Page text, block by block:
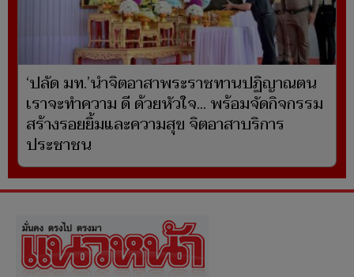
‘ปลัด มท.’นำจิตอาสาพระราชทานปฏิญาณตน
เราจะทำความ ดี ด้วยหัวใจ... พร้อมจัดกิจกรรม
สร้างรอยยิ้มและความสุข จิตอาสาบริการ
ประชาชน